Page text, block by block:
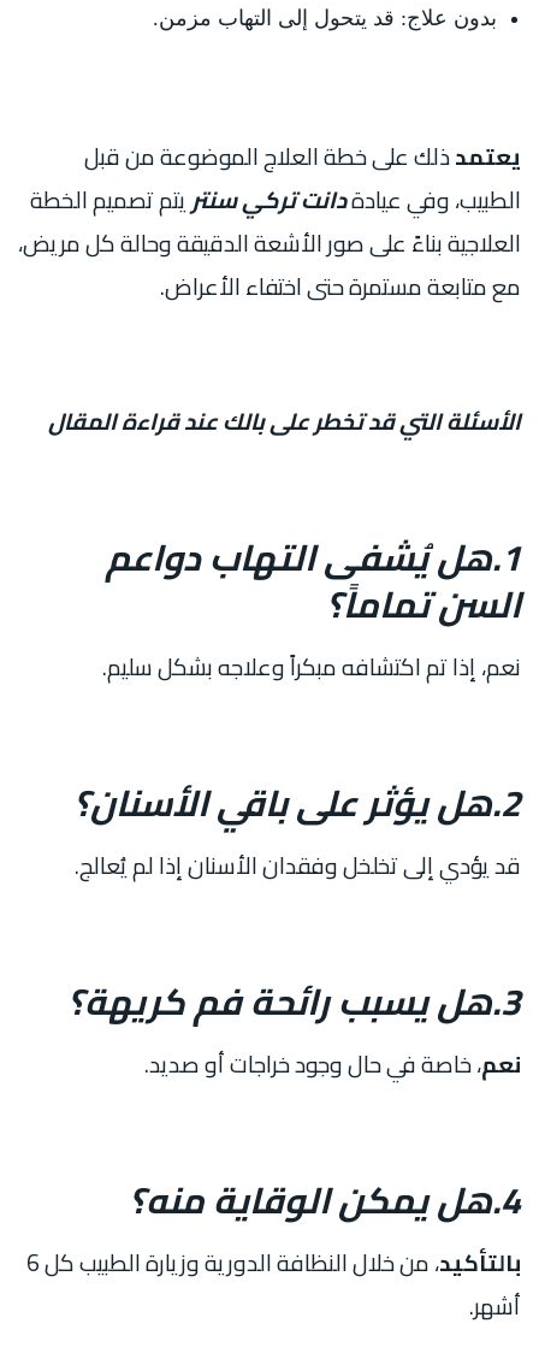
بدون علاج: قد يتحول إلى التهاب مزمن.
يعتمدذلك على خطة العلاج الموضوعة من قبل
الطبيب، وفي عيادةدانت تركي سنتريتم تصميم الخطة
العلاجية بناءً على صور الأشعة الدقيقة وحالة كل مريض،
مع متابعة مستمرة حتى اختفاء الأعراض.
الأسئلة التي قد تخطر على بالك عند قراءة المقال
1.هل يُشفى التهاب دواعم
السن تماماً؟
نعم، إذا تم اكتشافه مبكراً وعلاجه بشكل سليم.
2.هل يؤثر على باقي الأسنان؟
قد يؤدي إلى تخلخل وفقدان الأسنان إذا لم يُعالج.
3.هل يسبب رائحة فم كريهة؟
نعم، خاصة في حال وجود خراجات أو صديد.
4.هل يمكن الوقاية منه؟
بالتأكيد
، من خلال النظافة الدورية وزيارة الطبيب كل 6
أشهر.